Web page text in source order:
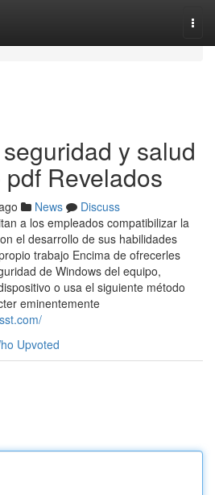
y salud
Revelados
News
Discuss
a los empleados compatibilizar la
el desarrollo de sus habilidades
trabajo Encima de ofrecerles
de Windows del equipo,
o usa el siguiente método
eminentemente
Upvoted